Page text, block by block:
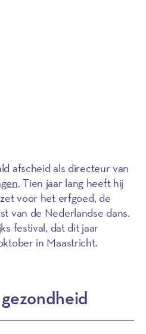
afscheid als directeur van
. Tien jaar lang heeft hij
voor het erfgoed, de
van de Nederlandse dans.
festival, dat dit jaar
in Maastricht.